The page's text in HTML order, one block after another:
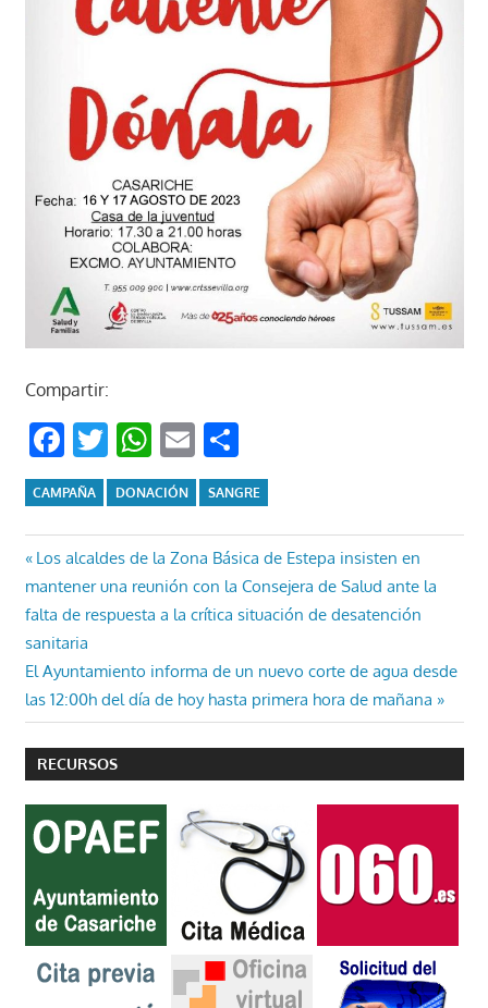
Compartir:
Facebook
Twitter
WhatsApp
EmailCompartir
CAMPAÑA DONACIÓN SANGRE
Navegación
de
entradas
Entrada
anterior:
Los alcaldes de la Zona Básica de Estepa insisten en
mantener una reunión con la Consejera de Salud ante la
falta de respuesta a la crítica situación de desatención
sanitaria
Entrada
siguiente:
El Ayuntamiento informa de un nuevo corte de agua desde
las 12:00h del día de hoy hasta primera hora de mañana
RECURSOS